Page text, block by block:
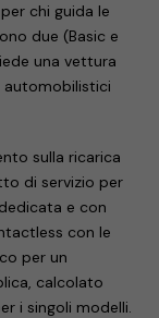
chi guida le
due (Basic e
una vettura
sulla ricarica
di servizio per
e con
con le
per un
calcolato
i singoli modelli.